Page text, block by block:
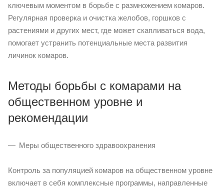
ключевым моментом в борьбе с размножением комаров.
Регулярная проверка и очистка желобов, горшков с
растениями и других мест, где может скапливаться вода,
помогает устранить потенциальные места развития
личинок комаров.
Методы борьбы с комарами на
общественном уровне и
рекомендации
Меры общественного здравоохранения
Контроль за популяцией комаров на общественном уровне
включает в себя комплексные программы, направленные